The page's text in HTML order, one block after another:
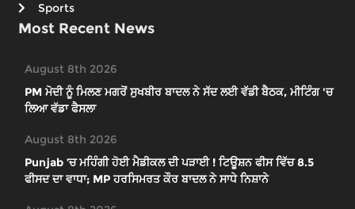
Sports
Most Recent News
August 8th 2026
PM ਮੋਦੀ ਨੂੰ ਮਿਲਣ ਮਗਰੋਂ ਸੁਖਬੀਰ ਬਾਦਲ ਨੇ ਸੱਦ ਲਈ ਵੱਡੀ ਬੈਠਕ, ਮੀਟਿੰਗ 'ਚ
ਲਿਆ ਵੱਡਾ ਫੈਸਲਾ
August 8th 2026
Punjab ’ਚ ਮਹਿੰਗੀ ਹੋਈ ਮੈਡੀਕਲ ਦੀ ਪੜਾਈ ! ਟਿਊਸ਼ਨ ਫੀਸ ਵਿੱਚ 8.5
ਫੀਸਦ ਦਾ ਵਾਧਾ; MP ਹਰਸਿਮਰਤ ਕੌਰ ਬਾਦਲ ਨੇ ਸਾਧੇ ਨਿਸ਼ਾਨੇ